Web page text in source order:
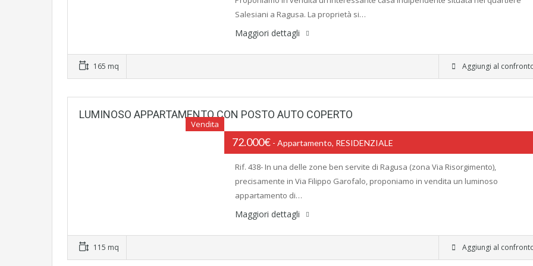
Salesiani a Ragusa. La proprietà si…
Maggiori dettagli
165 mq Aggiungi al
LUMINOSO APPARTAMENTO CON POSTO AUTO COPERTO
Vendita
72.000€ - Appartamento, RESIDENZIALE
Rif. 438- In una delle zone ben servite di Ragusa (zona Via Risorgimento),
precisamente in Via Filippo Garofalo, proponiamo in vendita un luminoso
appartamento di…
Maggiori dettagli
115 mq Aggiungi al